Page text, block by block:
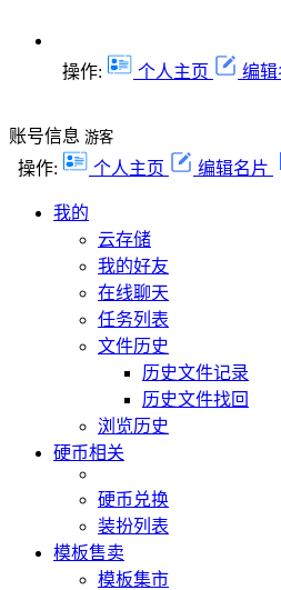
操作: 个人主页 编辑
账号信息 游客
操作: 个人主页 编辑名片
我的
云存储
我的好友
在线聊天
任务列表
文件历史
历史文件记录
历史文件找回
浏览历史
硬币相关
硬币兑换
装扮列表
模板售卖
模板集市